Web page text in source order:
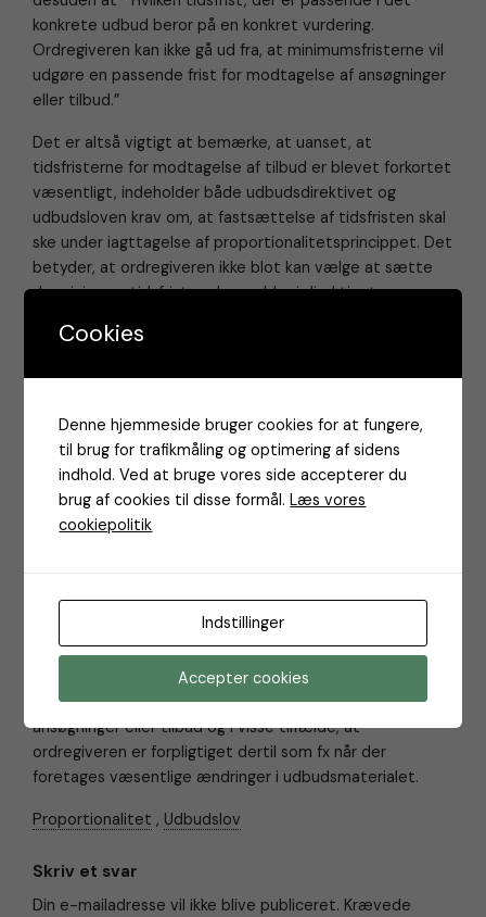
konkrete udbud beror på en konkret vurdering.
Ordregiveren kan ikke gå ud fra, at minimumsfristerne vil
udgøre en passende frist for modtagelse af ansøgninger
eller tilbud.”
Det er altså vigtigt at bemærke, at uanset, at
tidsfristerne for modtagelse af tilbud er blevet forkortet
væsentligt, indeholder både udbudsdirektivet og
udbudsloven krav om, at fastsættelse af tidsfristen skal
ske under iagttagelse af proportionalitetsprincippet. Det
betyder, at ordregiveren ikke blot kan vælge at sætte
de minimumstidsfrister, der gælder i direktivet og
en individuel vurdering af kontraktens kompleksitet og til
og ikke alene lovbemærkningerne.
Endeligt skal ordregiveren udvide tidsfristerne, når
tilbudsgivere har anmodet om yderligere informationer,
eller hvor ordregiveren har foretaget ændringer i
udbudsdokumenterne. Udbudsloven indeholder i § 92
Derudover indeholder § 92, stk. 4, bestemmelse om, at
ordregiveren kan forlænge fristen for modtagelse af
ansøgninger eller tilbud og i visse tilfælde, at
ordregiveren er forpligtiget dertil som fx når der
foretages væsentlige ændringer i udbudsmaterialet.
Proportionalitet , Udbudslov
Skriv et svar
Din e-mailadresse vil ikke blive publiceret. Krævede
Cookies
Denne hjemmeside bruger cookies for at fungere,
til brug for trafikmåling og optimering af sidens
indhold. Ved at bruge vores side accepterer du
brug af cookies til disse formål.Læs vores
cookiepolitik
Indstillinger
Accepter cookies